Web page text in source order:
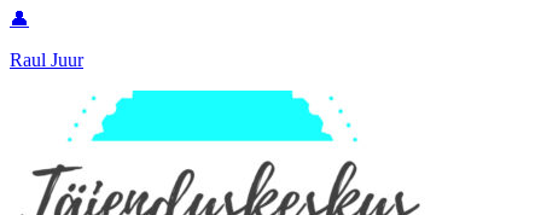
👤
Raul Juur